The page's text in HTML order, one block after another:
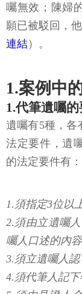
囑無效；陳婦
願已被駁回，
連結）。
1.案例中
1.代筆遺囑的
遺囑有5種，各
法定要件，遺
的法定要件有：
1.須指定3位以
2.須由立遺囑
囑人口述的內
3.須立遺囑人認
4.須代筆人記下